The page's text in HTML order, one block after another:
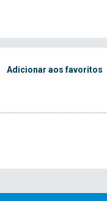
Adicionar aos favoritos